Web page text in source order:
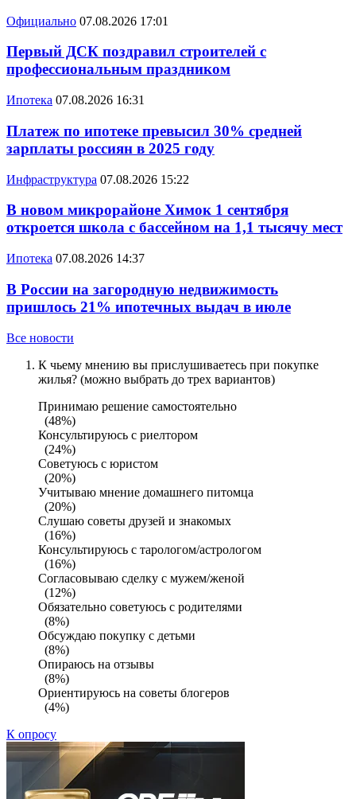
Официально 07.08.2026 17:01
Первый ДСК поздравил строителей с
профессиональным праздником
Ипотека 07.08.2026 16:31
Платеж по ипотеке превысил 30% средней
зарплаты россиян в 2025 году
Инфраструктура 07.08.2026 15:22
В новом микрорайоне Химок 1 сентября
откроется школа с бассейном на 1,1 тысячу мест
Ипотека 07.08.2026 14:37
В России на загородную недвижимость
пришлось 21% ипотечных выдач в июле
Все новости
К чьему мнению вы прислушиваетесь при покупке
жилья? (можно выбрать до трех вариантов)
Принимаю решение самостоятельно
(48%)
Консультируюсь с риелтором
(24%)
Советуюсь с юристом
(20%)
Учитываю мнение домашнего питомца
(20%)
Слушаю советы друзей и знакомых
(16%)
Консультируюсь с тарологом/астрологом
(16%)
Согласовываю сделку с мужем/женой
(12%)
Обязательно советуюсь с родителями
(8%)
Обсуждаю покупку с детьми
(8%)
Опираюсь на отзывы
(8%)
Ориентируюсь на советы блогеров
(4%)
К опросу